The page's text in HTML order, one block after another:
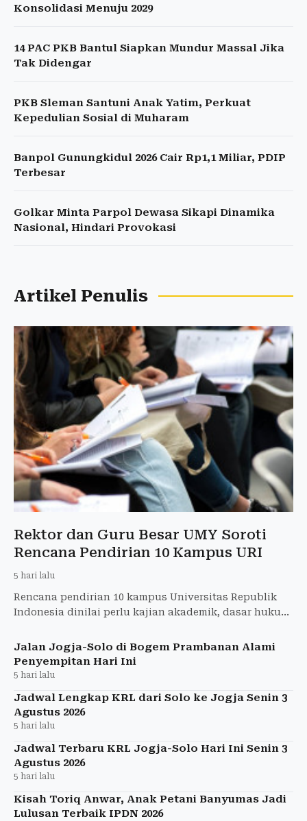
Konsolidasi Menuju 2029
14 PAC PKB Bantul Siapkan Mundur Massal Jika
Tak Didengar
PKB Sleman Santuni Anak Yatim, Perkuat
Kepedulian Sosial di Muharam
Banpol Gunungkidul 2026 Cair Rp1,1 Miliar, PDIP
Terbesar
Golkar Minta Parpol Dewasa Sikapi Dinamika
Nasional, Hindari Provokasi
Artikel Penulis
Rektor dan Guru Besar UMY Soroti
Rencana Pendirian 10 Kampus URI
5 hari lalu
Rencana pendirian 10 kampus Universitas Republik
Indonesia dinilai perlu kajian akademik, dasar hukum
Jalan Jogja-Solo di Bogem Prambanan Alami
Penyempitan Hari Ini
5 hari lalu
Jadwal Lengkap KRL dari Solo ke Jogja Senin 3
Agustus 2026
5 hari lalu
Jadwal Terbaru KRL Jogja-Solo Hari Ini Senin 3
Agustus 2026
5 hari lalu
Kisah Toriq Anwar, Anak Petani Banyumas Jadi
Lulusan Terbaik IPDN 2026